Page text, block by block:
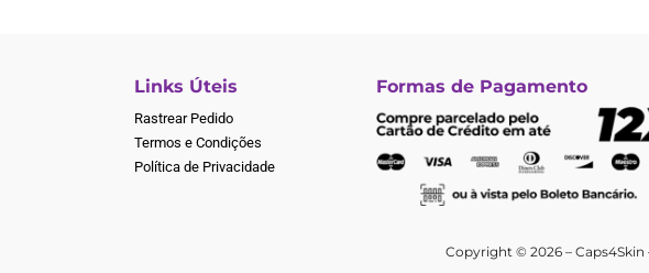
Links Úteis
Rastrear Pedido
Termos e Condições
Política de Privacidade
Formas de Pagamento
Copyright © 2026 –